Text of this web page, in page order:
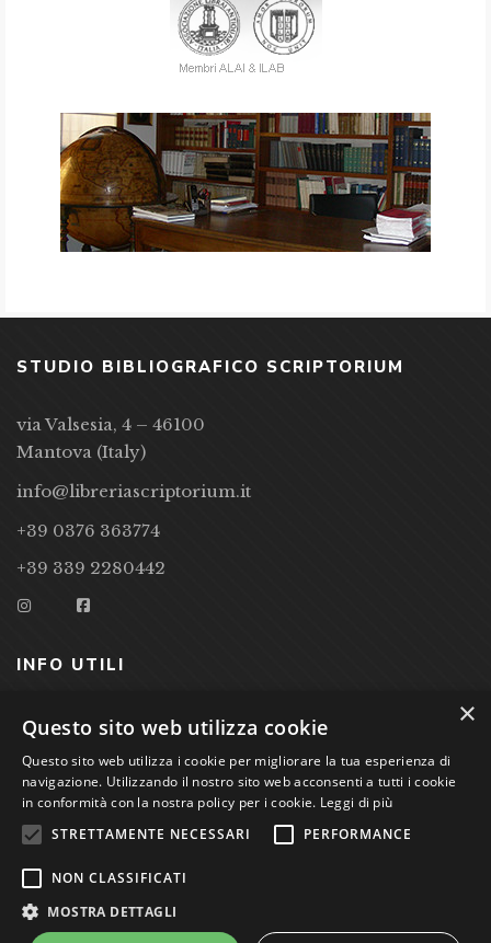
STUDIO BIBLIOGRAFICO SCRIPTORIUM
via Valsesia, 4 – 46100
Mantova (Italy)
info@libreriascriptorium.it
+39 0376 363774
+39 339 2280442
INFO UTILI
CONDIZIONI DI VENDITA
PRIVACY POLICY
COOKIE POLICY
Studio Bibliografico Scriptorium Dott.ssa Sara Bassi VAT
nr. 01744000207
×
Questo sito web utilizza cookie
Questo sito web utilizza i cookie per migliorare la tua esperienza di
navigazione. Utilizzando il nostro sito web acconsenti a tutti i cookie
in conformità con la nostra policy per i cookie. Leggi di più
STRETTAMENTE NECESSARI
PERFORMANCE
NON CLASSIFICATI
MOSTRA DETTAGLI